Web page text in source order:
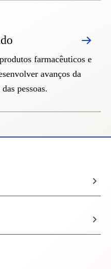
farmacêuticos e
avanços da
pessoas.